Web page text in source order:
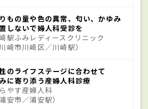
れを抑制するが、そのバラン
トロゲンが過剰になると子
、がんが発生するといわれ
ストロゲンに関係なく発生
る。リスク因子として、肥
、月経不順
もの量や色の異常、匂い、かゆみ
しないで婦人科受診を
駅ふみレディースクリニック
川崎市川崎区／川崎駅）
のライフステージに合わせて
に寄り添う産婦人科診療
やす産婦人科
浦安市／浦安駅）